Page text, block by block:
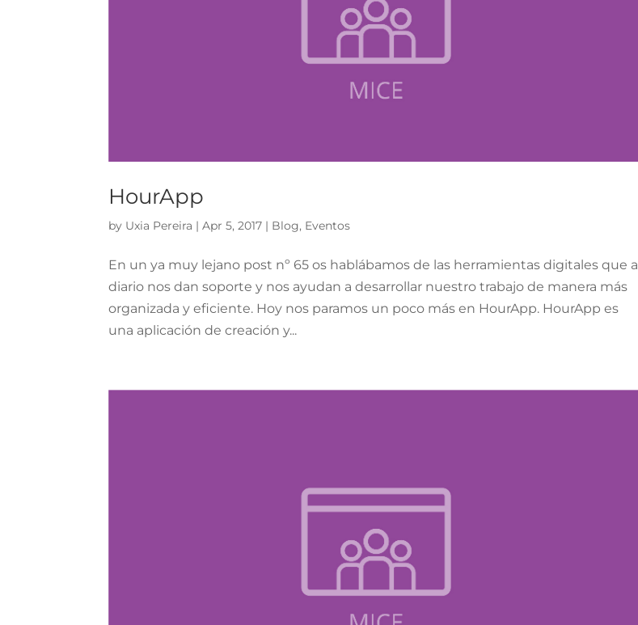
HourApp
by Uxia Pereira |Apr 5, 2017 | Blog, Eventos
En un ya muy lejano post nº 65 os hablábamos de las herramientas digitales que a
diario nos dan soporte y nos ayudan a desarrollar nuestro trabajo de manera más
organizada y eficiente. Hoy nos paramos un poco más en HourApp. HourApp es
una aplicación de creación y...